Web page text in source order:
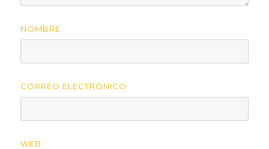
NOMBRE
CORREO ELECTRÓNICO
WEB